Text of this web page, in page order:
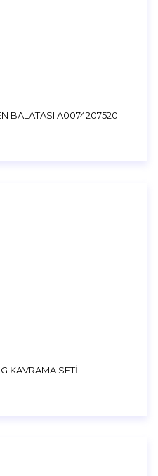
BALATASI A0074207520
KAVRAMA SETİ